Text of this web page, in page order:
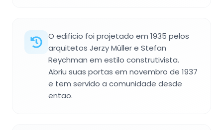
O edificio foi projetado em 1935 pelos
arquitetos Jerzy Müller e Stefan
Reychman em estilo construtivista.
Abriu suas portas em novembro de 1937
e tem servido a comunidade desde
entao.